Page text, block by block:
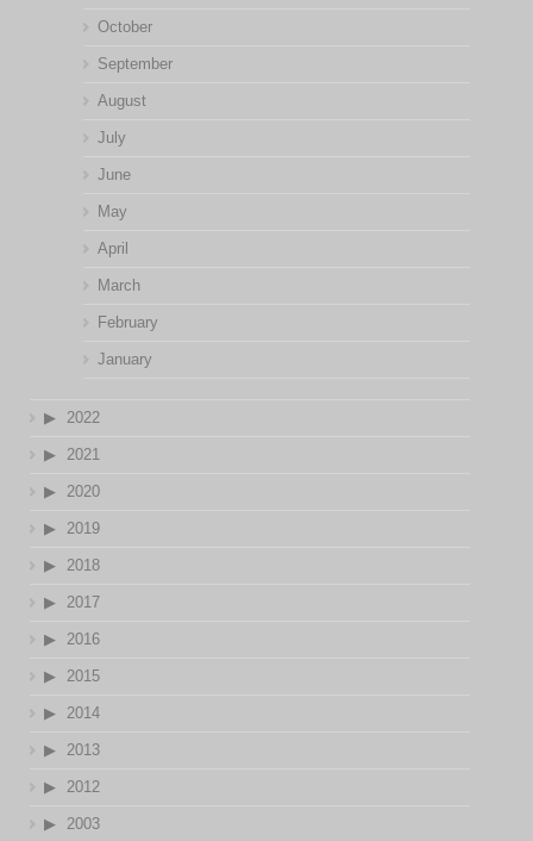
October
September
August
July
June
May
April
March
February
January
2022
2021
2020
2019
2018
2017
2016
2015
2014
2013
2012
2003